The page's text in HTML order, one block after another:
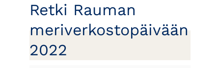
Retki Rauman
meriverkostopäivään
2022